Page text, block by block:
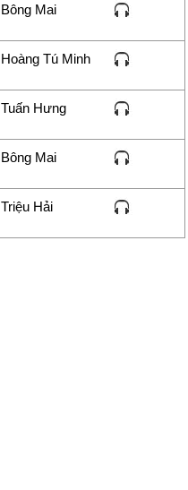
Bông Mai
Hoàng Tú Minh
Tuấn Hưng
Bông Mai
Triệu Hải